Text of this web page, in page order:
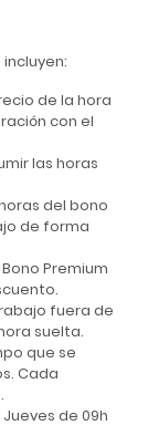
incluyen:
de la hora
con el
las horas
del bono
de forma
Premium
fuera de
suelta.
que se
Cada
de 09h